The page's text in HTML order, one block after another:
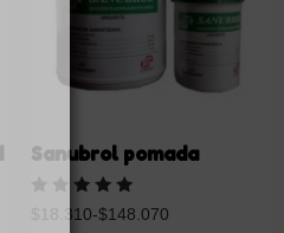
Sanubrol pomada
Valorado
18.310-$148.070